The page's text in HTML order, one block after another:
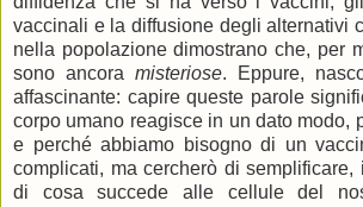
vaccinali e la diffusione degli alternativi
nella popolazione dimostrano che, per
sono ancora misteriose. Eppure,
affascinante: capire queste parole
corpo umano reagisce in un dato modo,
e perché abbiamo bisogno di un
complicati, ma cercherò di
di cosa succede alle cellule del